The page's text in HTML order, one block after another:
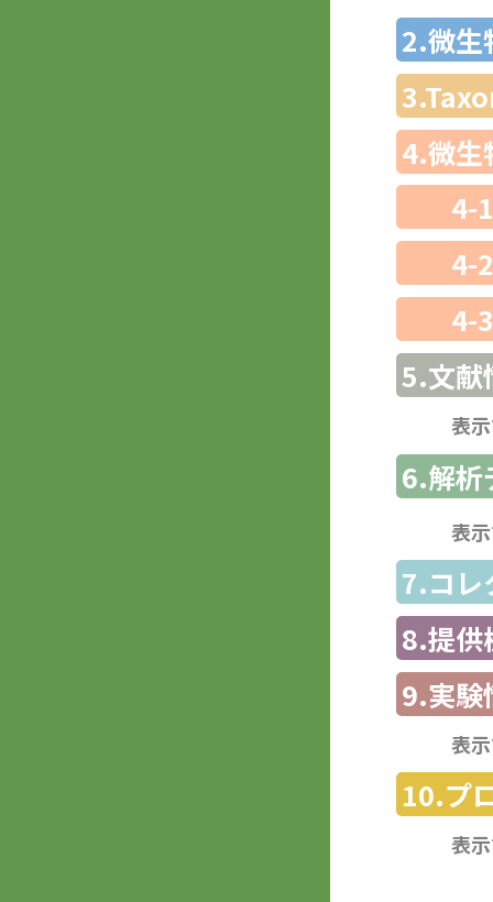
2.微生
4.微生
4-
4-
4-
5.文献
表
6.解析
表
7.コレ
8.提供
9.実験
表
10.プ
表